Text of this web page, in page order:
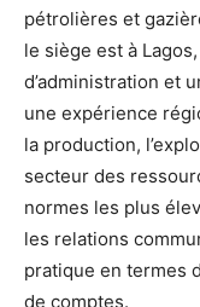
pétrolières et
le siège est à
d’administration et
une expérience
la production,
secteur des
normes les plus
les relations
pratique en termes
de comptes.